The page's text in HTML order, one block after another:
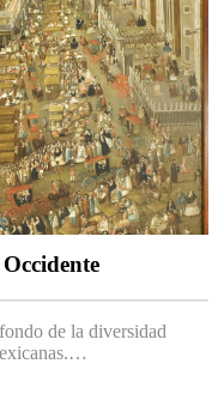
de la diversidad